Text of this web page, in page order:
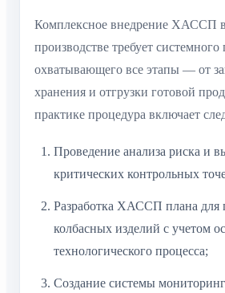
Комплексное внедрение ХАССП
производстве требует системного
охватывающего все этапы — от
хранения и отгрузки готовой
практике процедура включает
Проведение анализа риска и
критических контрольных
Разработка ХАССП плана для
колбасных изделий с учетом
технологического процесса;
Создание системы